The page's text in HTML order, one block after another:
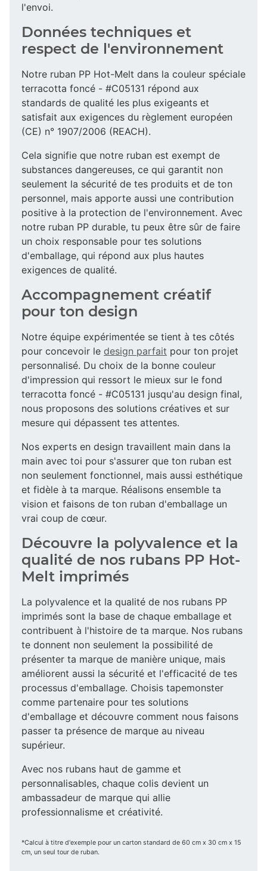
l'envoi.
Données techniques et
respect de l'environnement
Notre ruban PP Hot-Melt dans la couleur spéciale
terracotta foncé - #C05131 répond aux
standards de qualité les plus exigeants et
satisfait aux exigences du règlement européen
(CE) n° 1907/2006 (REACH).
Cela signifie que notre ruban est exempt de
substances dangereuses, ce qui garantit non
seulement la sécurité de tes produits et de ton
personnel, mais apporte aussi une contribution
positive à la protection de l'environnement. Avec
notre ruban PP durable, tu peux être sûr de faire
un choix responsable pour tes solutions
d'emballage, qui répond aux plus hautes
exigences de qualité.
Accompagnement créatif
pour ton design
Notre équipe expérimentée se tient à tes côtés
pour concevoir le design parfait pour ton projet
personnalisé. Du choix de la bonne couleur
d'impression qui ressort le mieux sur le fond
terracotta foncé - #C05131 jusqu'au design final,
nous proposons des solutions créatives et sur
mesure qui dépassent tes attentes.
Nos experts en design travaillent main dans la
main avec toi pour s'assurer que ton ruban est
non seulement fonctionnel, mais aussi esthétique
et fidèle à ta marque. Réalisons ensemble ta
vision et faisons de ton ruban d'emballage un
vrai coup de cœur.
Découvre la polyvalence et la
qualité de nos rubans PP Hot-
Melt imprimés
La polyvalence et la qualité de nos rubans PP
imprimés sont la base de chaque emballage et
contribuent à l'histoire de ta marque. Nos rubans
te donnent non seulement la possibilité de
présenter ta marque de manière unique, mais
améliorent aussi la sécurité et l'efficacité de tes
processus d'emballage. Choisis tapemonster
comme partenaire pour tes solutions
d'emballage et découvre comment nous faisons
passer ta présence de marque au niveau
supérieur.
Avec nos rubans haut de gamme et
personnalisables, chaque colis devient un
ambassadeur de marque qui allie
professionnalisme et créativité.
*Calcul à titre d'exemple pour un carton standard de 60 cm x 30 cm x 15
cm, un seul tour de ruban.